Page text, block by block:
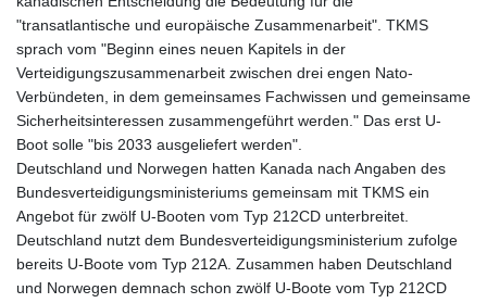
"transatlantische und europäische Zusammenarbeit". TKMS
sprach vom "Beginn eines neuen Kapitels in der
Verteidigungszusammenarbeit zwischen drei engen Nato-
Verbündeten, in dem gemeinsames Fachwissen und gemeinsame
Sicherheitsinteressen zusammengeführt werden." Das erst U-
Boot solle "bis 2033 ausgeliefert werden".
Deutschland und Norwegen hatten Kanada nach Angaben des
Bundesverteidigungsministeriums gemeinsam mit TKMS ein
Angebot für zwölf U-Booten vom Typ 212CD unterbreitet.
Deutschland nutzt dem Bundesverteidigungsministerium zufolge
bereits U-Boote vom Typ 212A. Zusammen haben Deutschland
und Norwegen demnach schon zwölf U-Boote vom Typ 212CD